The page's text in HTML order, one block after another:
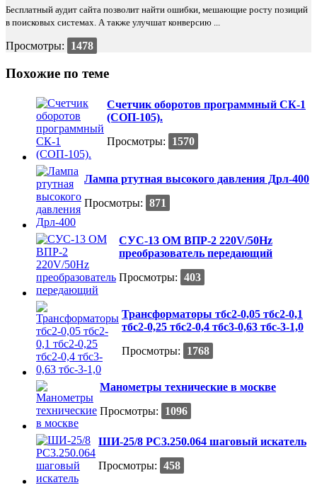
Бесплатный аудит сайта позволит найти ошибки, мешающие росту позиций
в поисковых системах. А также улучшат конверсию ...
Просмотры: 1478
Похожие по теме
Счетчик оборотов программный СК-1
(СОП-105).
Просмотры:
1570
Лампа ртутная высокого давления Дрл-400
Просмотры: 871
СУС-13 ОМ ВПР-2 220V/50Hz
преобразователь передающий
Просмотры: 403
Трансформаторы тбс2-0,05 тбс2-0,1
тбс2-0,25 тбс2-0,4 тбс3-0,63 тбс-3-1,0
Просмотры:
1768
Манометры технические в москве
Просмотры:
1096
ШИ-25/8 РС3.250.064 шаговый искатель
Просмотры: 458